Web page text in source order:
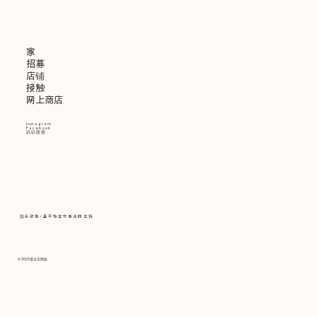
家
招募
店铺
接触
网上商店
Instagram
Facebook
叽叽喳喳
隐私政策 / 基于特定交易法的注释
© 2025清水京阿弥